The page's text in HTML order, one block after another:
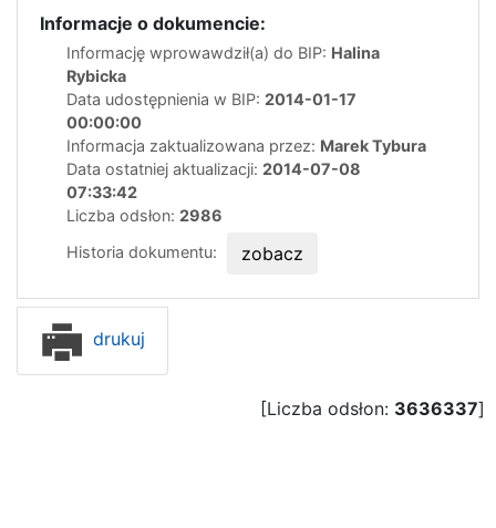
Informacje o dokumencie:
Informację wprowawdził(a) do BIP: Halina
Rybicka
Data udostępnienia w BIP: 2014-01-17
00:00:00
Informacja zaktualizowana przez: Marek Tybura
Data ostatniej aktualizacji: 2014-07-08
07:33:42
Liczba odsłon: 2986
Historia dokumentu:
zobacz
drukuj
[Liczba odsłon: 3636337]